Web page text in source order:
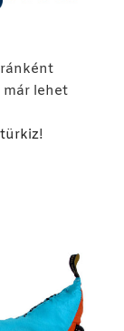
lehet
!